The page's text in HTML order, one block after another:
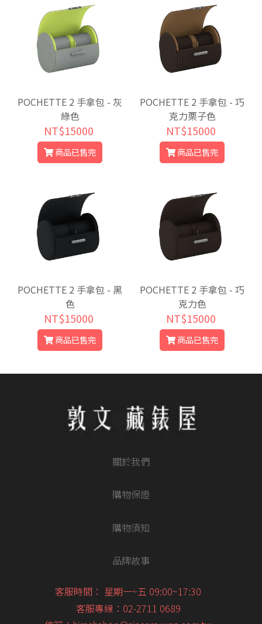
POCHETTE 2 手拿包 - 灰
綠色
NT$15000
商品已售完
POCHETTE 2 手拿包 - 巧
克力栗子色
NT$15000
商品已售完
POCHETTE 2 手拿包 - 黑
色
NT$15000
商品已售完
POCHETTE 2 手拿包 - 巧
克力色
NT$15000
商品已售完
關於我們
購物保證
購物須知
品牌故事
客服時間： 星期一~五 09:00~17:30
客服專線：02-2711 0689